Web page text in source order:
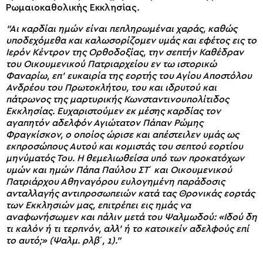
Ρωμαιοκαθολικής Εκκλησίας.
“Αι καρδίαι ημών είναι πεπληρωμέναι χαράς, καθώς
υποδεχόμεθα και καλωσορίζομεν υμάς και εφέτος εις το
Ιερόν Κέντρον της Ορθοδοξίας, την σεπτήν Καθέδραν
του Οικουμενικού Πατριαρχείου εν τω ιστορικώ
Φαναρίω, επ’ ευκαιρία της εορτής του Αγίου Αποστόλου
Ανδρέου του Πρωτοκλήτου, του και ιδρυτού και
πάτρωνος της μαρτυρικής Κωνσταντινουπολίτιδος
Εκκλησίας. Ευχαριστούμεν εκ μέσης καρδίας τον
αγαπητόν αδελφόν Αγιώτατον Πάπαν Ρώμης
Φραγκίσκον, ο οποίος ώρισε και απέστειλεν υμάς ως
εκπροσώπους Αυτού και κομιστάς του σεπτού εορτίου
μηνύματός Του. Η θεμελιωθείσα υπό των προκατόχων
υμών και ημών Πάπα Παύλου ΣΤ΄ και Οικουμενικού
Πατριάρχου Αθηναγόρου ευλογημένη παράδοσις
ανταλλαγής αντιπροσωπειών κατά τας Θρονικάς εορτάς
των Εκκλησιών μας, επιτρέπει εις ημάς να
αναφωνήσωμεν και πάλιν μετά του Ψαλμωδού: «Ιδού δη
τι καλόν ή τι τερπνόν, αλλ’ ή το κατοικείν αδελφούς επί
το αυτό;» (Ψαλμ. ρλβ΄, 1).”